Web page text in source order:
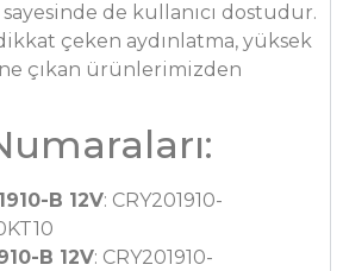
de kullanıcı dostudur.
çeken aydınlatma, yüksek
çıkan ürünlerimizden
B 12V: CRY201910-
B 12V: CRY201910-